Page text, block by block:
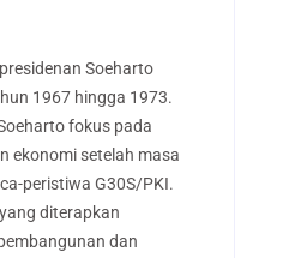
Soeharto
1967 hingga 1973.
fokus pada
ekonomi setelah masa
peristiwa G30S/PKI.
diterapkan
dan